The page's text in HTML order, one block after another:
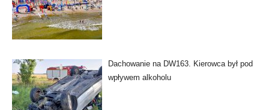
Dachowanie na DW163. Kierowca był pod
wpływem alkoholu